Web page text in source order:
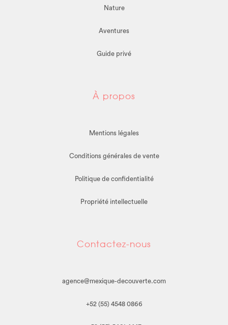
Nature
Aventures
Guide privé
À propos
Mentions légales
Conditions générales de vente
Politique de confidentialité
Propriété intellectuelle
Contactez-nous
agence@mexique-decouverte.com
+52 (55) 4548 0866